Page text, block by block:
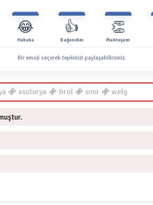
😂
Hahaha
👍
Beğendim
👏
Muhteşem
Bir emoji seçerek tepkinizi paylaşabilirsiniz.
asuturya tirol sınır welg